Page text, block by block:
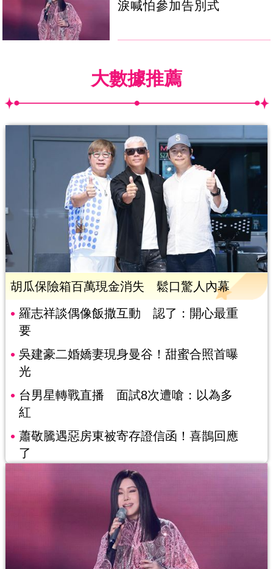
淚喊怕參加告別式
大數據推薦
胡瓜保險箱百萬現金消失 鬆口驚人內幕
羅志祥談偶像飯撒互動 認了：開心最重
要
吳建豪二婚嬌妻現身曼谷！甜蜜合照首曝
光
台男星轉戰直播 面試8次遭嗆：以為多
紅
蕭敬騰遇惡房東被寄存證信函！喜鵲回應
了